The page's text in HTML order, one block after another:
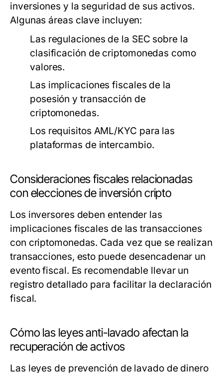
inversiones y la seguridad de sus activos.
Algunas áreas clave incluyen:
Las regulaciones de la SEC sobre la
clasificación de criptomonedas como
valores.
Las implicaciones fiscales de la
posesión y transacción de
criptomonedas.
Los requisitos AML/KYC para las
plataformas de intercambio.
Consideraciones fiscales relacionadas
con elecciones de inversión cripto
Los inversores deben entender las
implicaciones fiscales de las transacciones
con criptomonedas. Cada vez que se realizan
transacciones, esto puede desencadenar un
evento fiscal. Es recomendable llevar un
registro detallado para facilitar la declaración
fiscal.
Cómo las leyes anti-lavado afectan la
recuperación de activos
Las leyes de prevención de lavado de dinero